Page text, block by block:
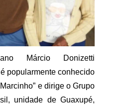
Márcio Donizetti
popularmente conhecido
e dirige o Grupo
unidade de Guaxupé,